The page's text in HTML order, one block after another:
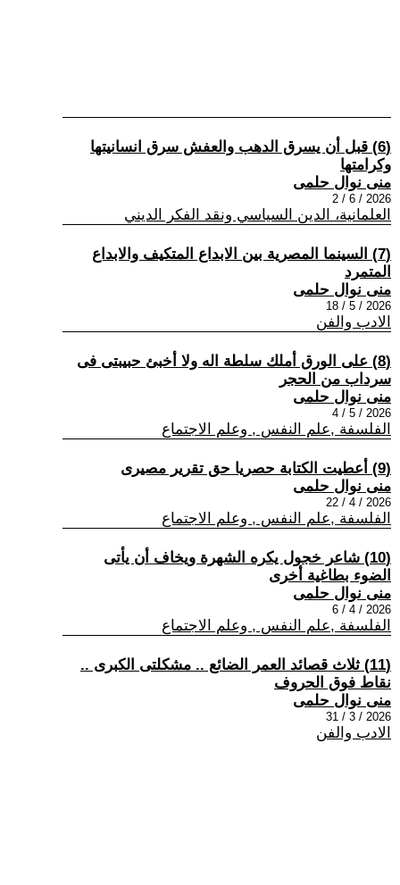
(6) قبل أن يسرق الدهب والعفش سرق انسانيتها
وكرامتها
منى نوال حلمى
2026 / 6 / 2
العلمانية، الدين السياسي ونقد الفكر الديني
(7) السينما المصرية بين الابداع المتكيف والابداع
المتمرد
منى نوال حلمى
2026 / 5 / 18
الادب والفن
(8) على الورق أملك سلطة اله ولا أخبئ حبيبتى فى
سرداب من الحجر
منى نوال حلمى
2026 / 5 / 4
الفلسفة ,علم النفس , وعلم الاجتماع
(9) أعطيت الكتابة حصريا حق تقرير مصيرى
منى نوال حلمى
2026 / 4 / 22
الفلسفة ,علم النفس , وعلم الاجتماع
(10) شاعر خجول يكره الشهرة ويخاف أن يأتى
الضوء بطاغية أخرى
منى نوال حلمى
2026 / 4 / 6
الفلسفة ,علم النفس , وعلم الاجتماع
(11) ثلاث قصائد العمر الضائع .. مشكلتى الكبرى ..
نقاط فوق الحروف
منى نوال حلمى
2026 / 3 / 31
الادب والفن